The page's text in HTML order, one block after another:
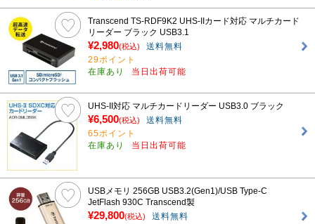
Transcend TS-RDF9K2 UHS-IIカード対応 マルチカード
リーダー ブラック USB3.1
¥2,980(税込)
送料無料
29ポイント
在庫あり
当日出荷可能
UHS-II対応 マルチカードリーダー USB3.0 ブラック
¥6,500(税込)
送料無料
65ポイント
在庫あり
当日出荷可能
USBメモリ 256GB USB3.2(Gen1)/USB Type-C
JetFlash 930C Transcend製
¥29,800(税込)
送料無料